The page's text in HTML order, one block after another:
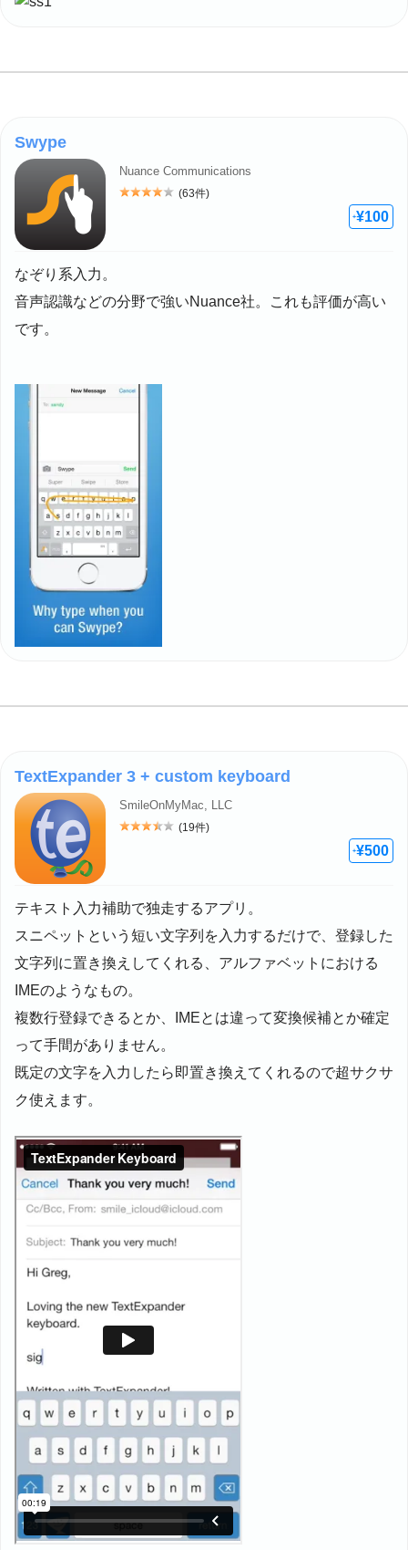
Swype
Nuance Communications
評価: 4
(63件)
+¥100
なぞり系入力。
音声認識などの分野で強いNuance社。これも評価が高い
です。
TextExpander 3 + custom keyboard
SmileOnMyMac, LLC
評価: 3.5
(19件)
+¥500
テキスト入力補助で独走するアプリ。
スニペットという短い文字列を入力するだけで、登録した
文字列に置き換えしてくれる、アルファベットにおける
IMEのようなもの。
複数行登録できるとか、IMEとは違って変換候補とか確定
って手間がありません。
既定の文字を入力したら即置き換えてくれるので超サクサ
ク使えます。